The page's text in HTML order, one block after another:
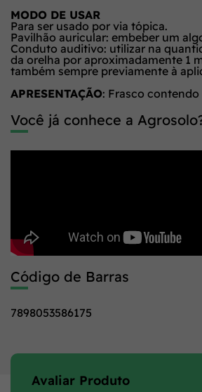
MODO DE USAR
Para ser usado por via tópica.
Pavilhão auricular: embeber um
Conduto auditivo: utilizar na
da orelha por aproximadamente 1
também sempre previamente à
APRESENTAÇÃO: Frasco
Você já conhece a
Código de Barras
7898053586175
Avaliar Produto